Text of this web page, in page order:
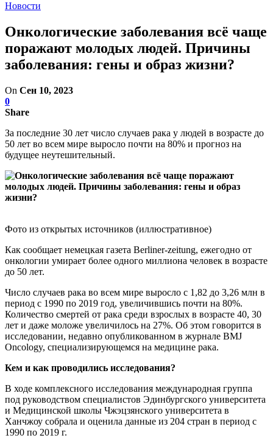
Новости
Онкологические заболевания всё чаще
поражают молодых людей. Причины
заболевания: гены и образ жизни?
On Сен 10, 2023
0
Share
За последние 30 лет число случаев рака у людей в возрасте до
50 лет во всем мире выросло почти на 80% и прогноз на
будущее неутешительный.
Фото из открытых источников (иллюстративное)
Как сообщает немецкая газета Berliner-zeitung, ежегодно от
онкологии умирает более одного миллиона человек в возрасте
до 50 лет.
Число случаев рака во всем мире выросло с 1,82 до 3,26 млн в
период с 1990 по 2019 год, увеличившись почти на 80%.
Количество смертей от рака среди взрослых в возрасте 40, 30
лет и даже моложе увеличилось на 27%. Об этом говорится в
исследовании, недавно опубликованном в журнале BMJ
Oncology, специализирующемся на медицине рака.
Кем и как проводились исследования?
В ходе комплексного исследования международная группа
под руководством специалистов Эдинбургского университета
и Медицинской школы Чжэцзянского университета в
Ханчжоу собрала и оценила данные из 204 стран в период с
1990 по 2019 г.